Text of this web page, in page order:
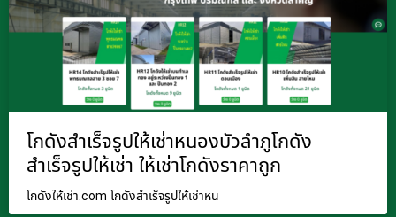
โกดังสำเร็จรูปให้เช่าหนองบัวลำภูโกดัง
สำเร็จรูปให้เช่า ให้เช่าโกดังราคาถูก
โกดังให้เช่า.com โกดังสำเร็จรูปให้เช่าหน